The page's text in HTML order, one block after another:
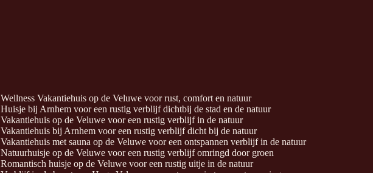
Wellness Vakantiehuis op de Veluwe voor rust, comfort en natuur
Huisje bij Arnhem voor een rustig verblijf dichtbij de stad en de natuur
Vakantiehuis op de Veluwe voor een rustig verblijf in de natuur
Vakantiehuis bij Arnhem voor een rustig verblijf dicht bij de natuur
Vakantiehuis met sauna op de Veluwe voor een ontspannen verblijf in de natuur
Natuurhuisje op de Veluwe voor een rustig verblijf omringd door groen
Romantisch huisje op de Veluwe voor een rustig uitje in de natuur